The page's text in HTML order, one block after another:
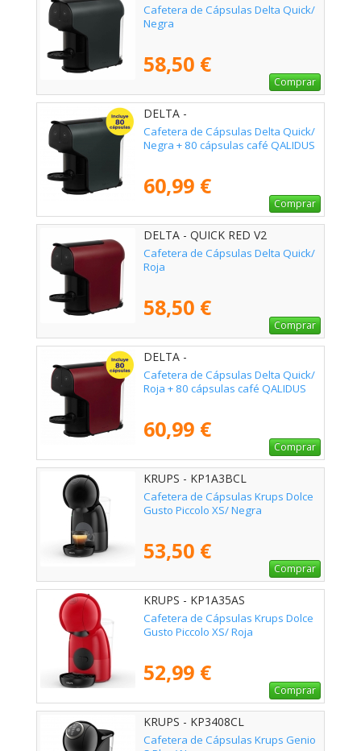
Cafetera de Cápsulas Delta Quick/
Negra
58,50 €
Comprar
DELTA -
Cafetera de Cápsulas Delta Quick/
Negra + 80 cápsulas café QALIDUS
60,99 €
Comprar
DELTA - QUICK RED V2
Cafetera de Cápsulas Delta Quick/
Roja
58,50 €
Comprar
DELTA -
Cafetera de Cápsulas Delta Quick/
Roja + 80 cápsulas café QALIDUS
60,99 €
Comprar
KRUPS - KP1A3BCL
Cafetera de Cápsulas Krups Dolce
Gusto Piccolo XS/ Negra
53,50 €
Comprar
KRUPS - KP1A35AS
Cafetera de Cápsulas Krups Dolce
Gusto Piccolo XS/ Roja
52,99 €
Comprar
KRUPS - KP3408CL
Cafetera de Cápsulas Krups Genio